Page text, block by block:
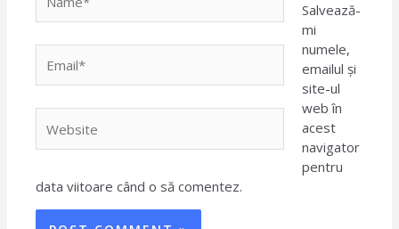
Salvează-
mi
numele,
emailul și
site-ul
web în
acest
navigator
pentru
data viitoare când o să comentez.